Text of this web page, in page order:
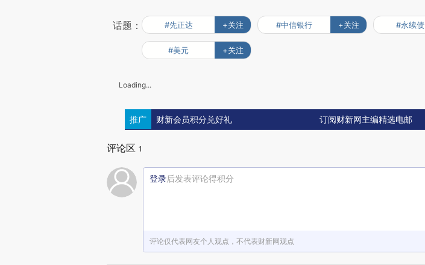
话题： #先正达 +关注 #中信银行 +关注 #永续债
#美元 +关注
Loading...
推广 财新会员积分兑好礼 订阅财新网主编精选电邮
评论区 1
登录后发表评论得积分
评论仅代表网友个人观点，不代表财新网观点